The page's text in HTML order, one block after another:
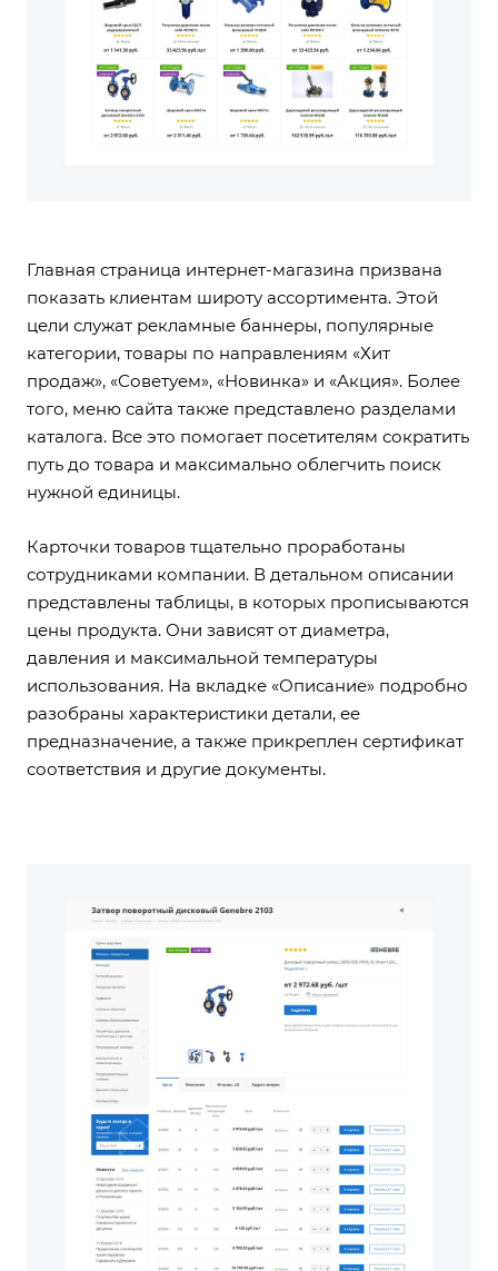
Главная страница интернет-магазина призвана
показать клиентам широту ассортимента. Этой
цели служат рекламные баннеры, популярные
категории, товары по направлениям «Хит
продаж», «Советуем», «Новинка» и «Акция». Более
того, меню сайта также представлено разделами
каталога. Все это помогает посетителям сократить
путь до товара и максимально облегчить поиск
нужной единицы.
Карточки товаров тщательно проработаны
сотрудниками компании. В детальном описании
представлены таблицы, в которых прописываются
цены продукта. Они зависят от диаметра,
давления и максимальной температуры
использования. На вкладке «Описание» подробно
разобраны характеристики детали, ее
предназначение, а также прикреплен сертификат
соответствия и другие документы.